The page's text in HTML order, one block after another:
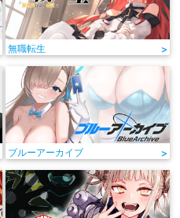
無職転生 >
ブルーアーカイブ >